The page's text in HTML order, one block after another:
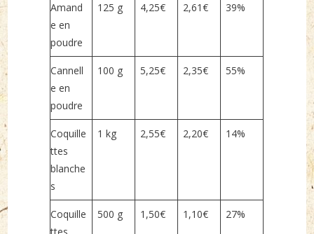
Amand
e en
poudre
125 g 4,25€ 2,61€ 39%
Cannell
e en
poudre
100 g 5,25€ 2,35€ 55%
Coquille
ttes
blanche
s
1 kg 2,55€ 2,20€ 14%
Coquille
500 g 1,50€ 1,10€ 27%